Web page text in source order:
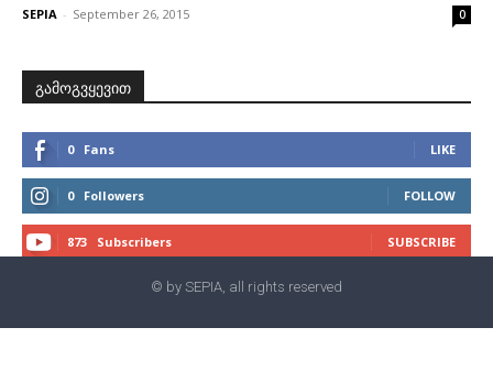
SEPIA - September 26, 2015 0
გამოგვყევით
0 Fans LIKE
0 Followers FOLLOW
873 Subscribers SUBSCRIBE
© by SEPIA, all rights reserved